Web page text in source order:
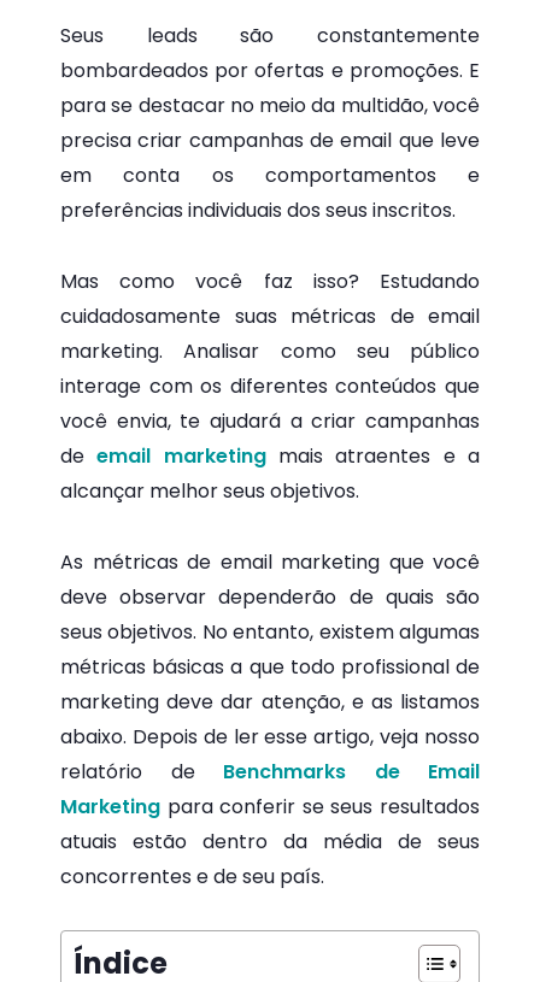
Seus leads são constantemente
bombardeados por ofertas e promoções. E
para se destacar no meio da multidão, você
precisa criar campanhas de email que leve
em conta os comportamentos e
preferências individuais dos seus inscritos.
Mas como você faz isso? Estudando
cuidadosamente suas métricas de email
marketing. Analisar como seu público
interage com os diferentes conteúdos que
você envia, te ajudará a criar campanhas
deemail marketingmais atraentes e a
alcançar melhor seus objetivos.
As métricas de email marketing que você
deve observar dependerão de quais são
seus objetivos. No entanto, existem algumas
métricas básicas a que todo profissional de
marketing deve dar atenção, e as listamos
abaixo. Depois de ler esse artigo, veja nosso
relatório de Benchmarks de Email
Marketing para conferir se seus resultados
atuais estão dentro da média de seus
concorrentes e de seu país.
Índice